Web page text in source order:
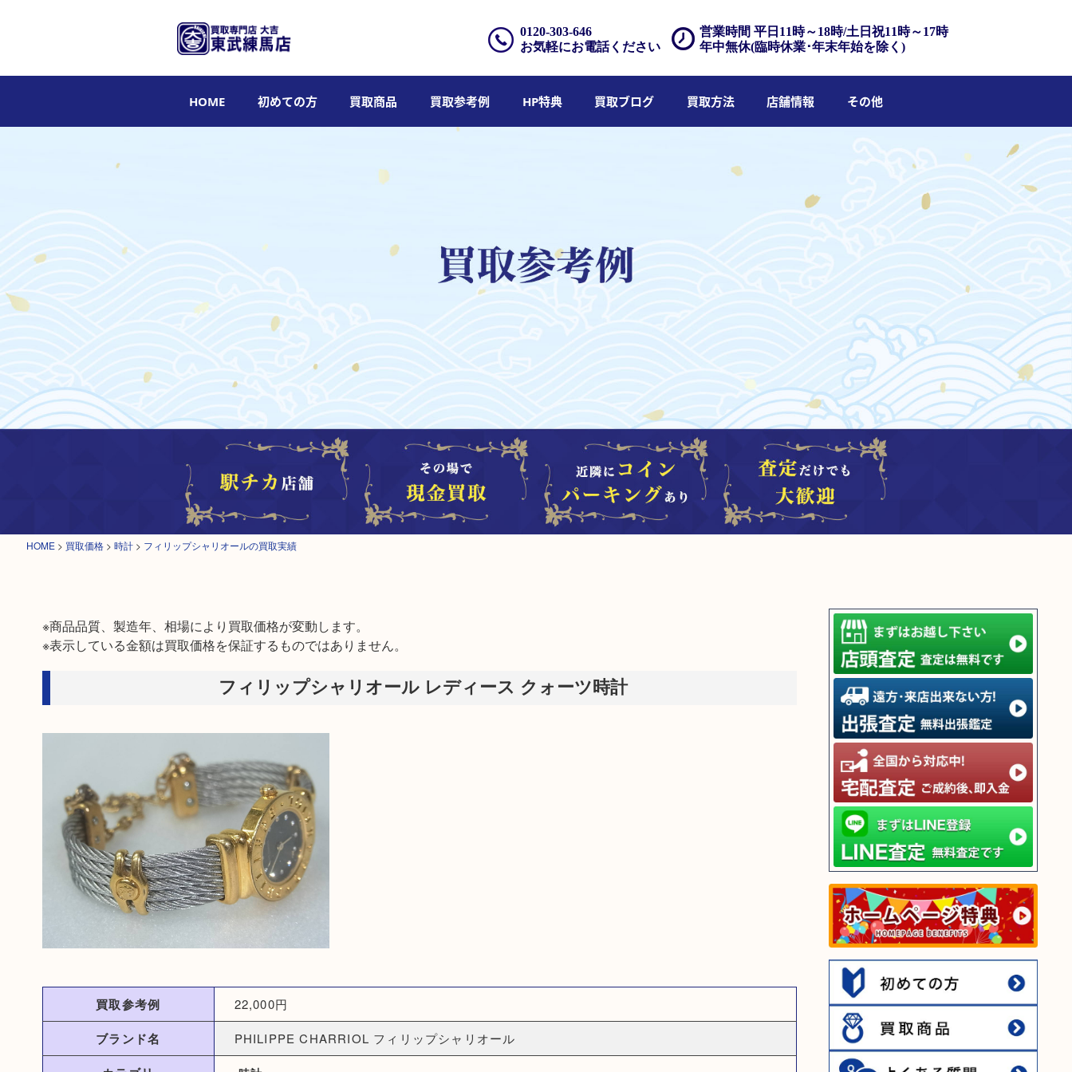
営業時間 平日11時～18時/土日祝11時～17時
年中無休(臨時休業･年末年始を除く)
0120-303-646
お気軽にお電話ください
HOME 初めての方 買取商品 買取参考例 HP特典 買取ブログ 買取方法 店舗情報 その他
HOME > 買取価格 > 時計 > フィリップシャリオールの買取実績
※商品品質、製造年、相場により買取価格が変動します。
※表示している金額は買取価格を保証するものではありません。
フィリップシャリオール レディース クォーツ時計
買取参考例 22,000円
ブランド名 PHILIPPE CHARRIOL フィリップシャリオール